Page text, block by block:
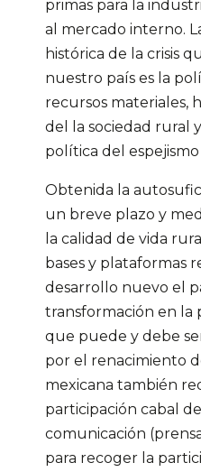
primas para la
al mercado interno.
histórica de la crisis
nuestro país es la
recursos materiales,
del la sociedad rural
política del
Obtenida la
un breve plazo y
la calidad de vida
bases y plataformas
desarrollo nuevo el
transformación en la
que puede y debe
por el renacimiento
mexicana también
participación cabal
comunicación
para recoger la